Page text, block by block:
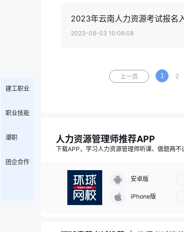
2023年云南人力资源考试报名
2023-08-03 10:06:08
上一页 1 2
人力资源管理师推荐APP
下载APP，学习人力资源管理师听课、做题两不
安卓版
iPhone版
建工职业
职业技能
潮职
团企合作